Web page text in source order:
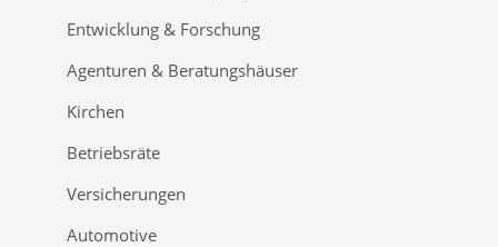
Entwicklung & Forschung
Agenturen & Beratungshäuser
Kirchen
Betriebsräte
Versicherungen
Automotive